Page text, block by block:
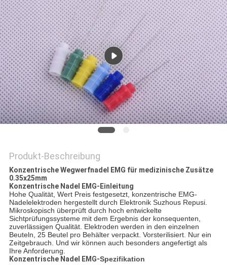
PRIVACY
POLICY
Produkt-Beschreibung
Konzentrische Wegwerfnadel EMG für medizinische Zusätze
0.35x25mm
Konzentrische Nadel EMG-Einleitung
Hohe Qualität, Wert Preis festgesetzt, konzentrische EMG-
Nadelelektroden hergestellt durch Elektronik Suzhous Repusi.
Mikroskopisch überprüft durch hoch entwickelte
Sichtprüfungssysteme mit dem Ergebnis der konsequenten,
zuverlässigen Qualität. Elektroden werden in den einzelnen
Beuteln, 25 Beutel pro Behälter verpackt. Vorsterilisiert. Nur ein
Zeitgebrauch. Und wir können auch besonders angefertigt als
Ihre Anforderung.
Konzentrische Nadel EMG-Spezifikation